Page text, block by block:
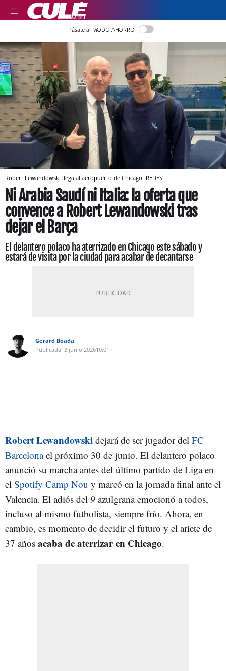
LLEGIR EN CATALÀ
Pásate al MODO AHORRO
Robert Lewandowski llega al aeropuerto de Chicago REDES
Ni Arabia Saudí ni Italia: la oferta que
convence a Robert Lewandowski tras
dejar el Barça
El delantero polaco ha aterrizado en Chicago este sábado y
estará de visita por la ciudad para acabar de decantarse
Gerard Boada
Publicada13 junio 202610:01h
Robert Lewandowski dejará de ser jugador del FC
Barcelonael próximo 30 de junio. El delantero polaco
anunció su marcha antes del último partido de Liga en
el Spotify Camp Nou y marcó en la jornada final ante el
Valencia. El adiós del 9 azulgrana emocionó a todos,
incluso al mismo futbolista, siempre frío. Ahora, en
cambio, es momento de decidir el futuro y el ariete de
37 años acaba de aterrizar en Chicago.